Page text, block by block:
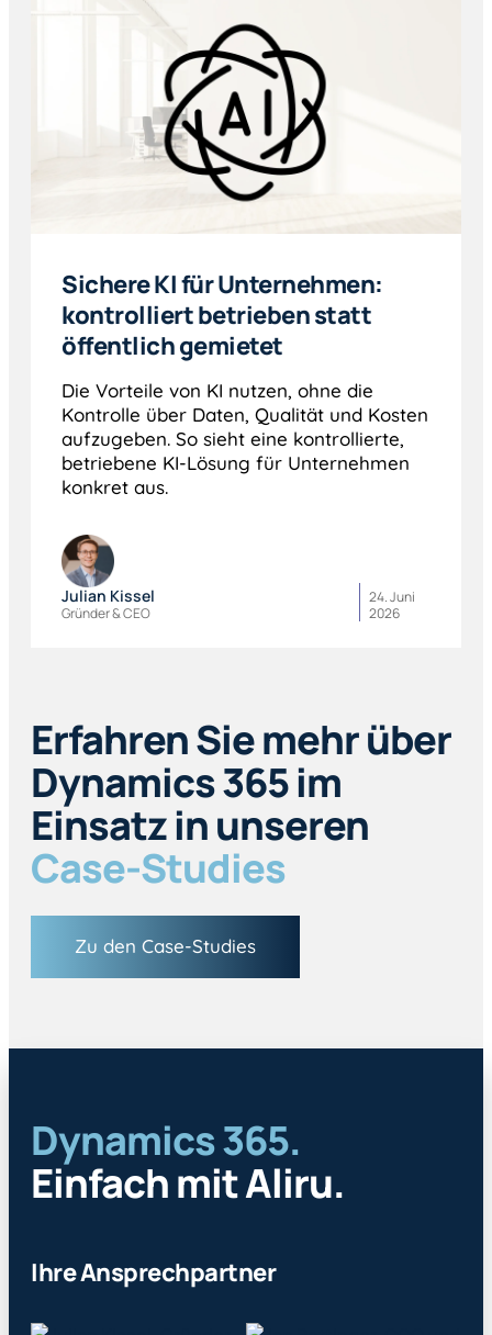
Sichere KI für Unternehmen:
kontrolliert betrieben statt
öffentlich gemietet
Die Vorteile von KI nutzen, ohne die
Kontrolle über Daten, Qualität und Kosten
aufzugeben. So sieht eine kontrollierte,
betriebene KI-Lösung für Unternehmen
konkret aus.
Julian Kissel
Gründer & CEO
24. Juni
2026
Erfahren Sie mehr über
Dynamics 365 im
Einsatz in unseren
Case-Studies
Zu den Case-Studies
Dynamics 365.
Einfach mit Aliru.
Ihre Ansprechpartner